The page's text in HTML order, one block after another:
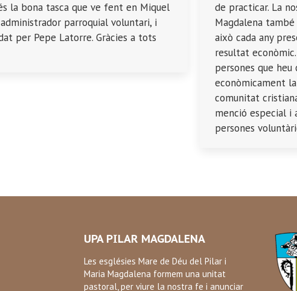
la bona tasca que ve fent en Miquel
parroquial voluntari, i
per Pepe Latorre. Gràcies a tots
de practicar. La
Magdalena
això cada any
resultat
persones que
econòmicament
comunitat
menció especial i
persones
UPA PILAR MAGDALENA
Les esglésies Mare de Déu del Pilar i
Maria Magdalena formem una unitat
pastoral, per viure la nostra fe i anunciar